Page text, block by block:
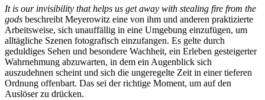
It is our invisibility that helps us get away with stealing fire from the
gods beschreibt Meyerowitz eine von ihm und anderen praktizierte
Arbeitsweise, sich unauffällig in eine Umgebung einzufügen, um
alltägliche Szenen fotografisch einzufangen. Es gelte durch
geduldiges Sehen und besondere Wachheit, ein Erleben gesteigerter
Wahrnehmung abzuwarten, in dem ein Augenblick sich
auszudehnen scheint und sich die ungeregelte Zeit in einer tieferen
Ordnung offenbart. Das sei der richtige Moment, um auf den
Auslöser zu drücken.